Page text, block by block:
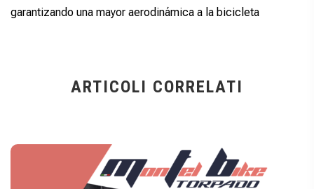
garantizando una mayor aerodinámica a la bicicleta
ARTICOLI CORRELATI